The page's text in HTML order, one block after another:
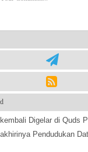
Digelar di Quds
Pendudukan